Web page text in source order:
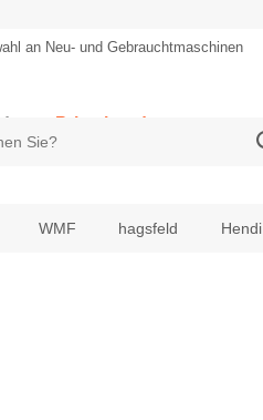
an Neu- und Gebrauchtmaschinen
Privatkunde
WMF hagsfeld Hendi